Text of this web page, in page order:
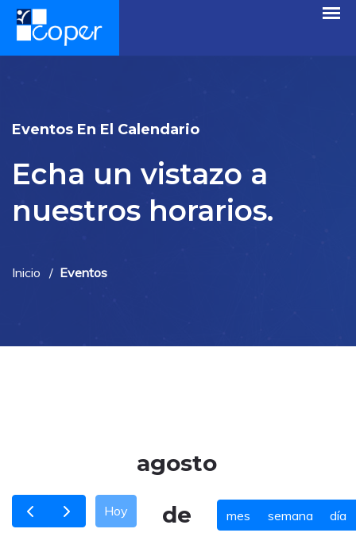
Eventos En El Calendario
Echa un vistazo a
nuestros horarios.
Inicio Eventos
Hoy
agosto
de
mes semana día